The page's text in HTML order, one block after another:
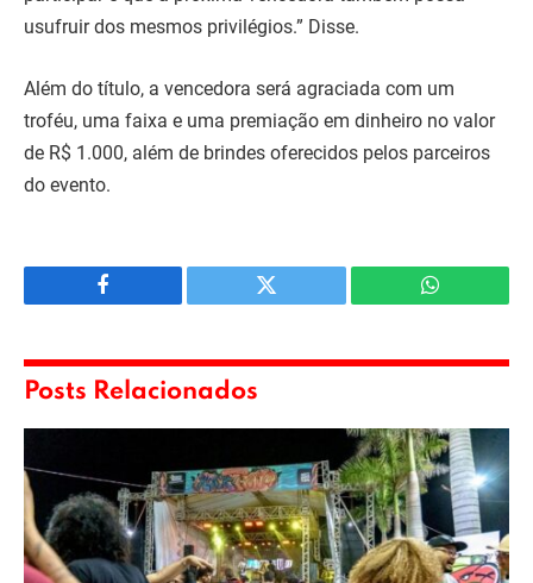
usufruir dos mesmos privilégios.” Disse.
Além do título, a vencedora será agraciada com um
troféu, uma faixa e uma premiação em dinheiro no valor
de R$ 1.000, além de brindes oferecidos pelos parceiros
do evento.
Facebook Twitter WhatsApp
Posts Relacionados